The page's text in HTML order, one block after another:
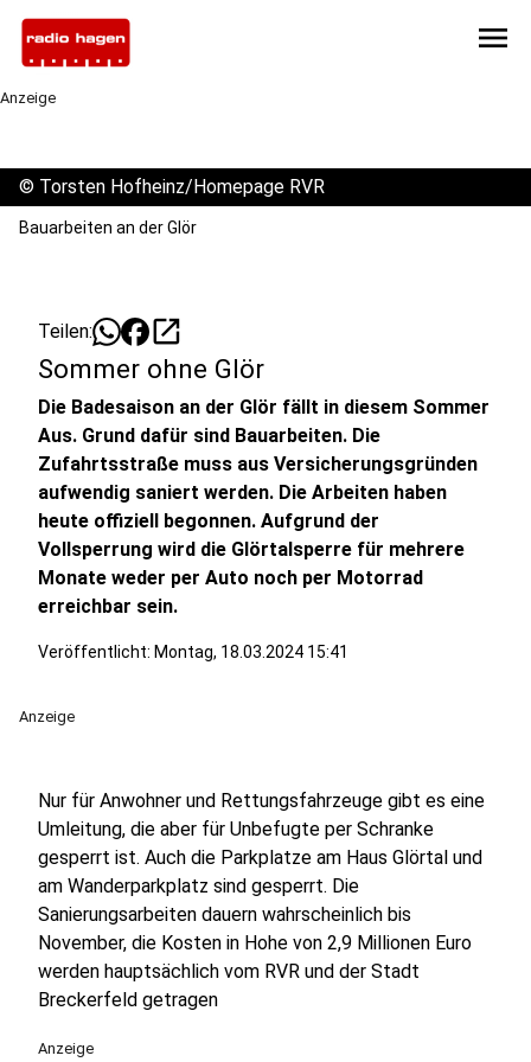
menu
Anzeige
© Torsten Hofheinz/Homepage RVR
Bauarbeiten an der Glör
Teilen: open_in_new
Sommer ohne Glör
Die Badesaison an der Glör fällt in diesem Sommer
Aus. Grund dafür sind Bauarbeiten. Die
Zufahrtsstraße muss aus Versicherungsgründen
aufwendig saniert werden. Die Arbeiten haben
heute offiziell begonnen. Aufgrund der
Vollsperrung wird die Glörtalsperre für mehrere
Monate weder per Auto noch per Motorrad
erreichbar sein.
Veröffentlicht: Montag, 18.03.2024 15:41
Anzeige
Nur für Anwohner und Rettungsfahrzeuge gibt es eine
Umleitung, die aber für Unbefugte per Schranke
gesperrt ist. Auch die Parkplatze am Haus Glörtal und
am Wanderparkplatz sind gesperrt. Die
Sanierungsarbeiten dauern wahrscheinlich bis
November, die Kosten in Hohe von 2,9 Millionen Euro
werden hauptsächlich vom RVR und der Stadt
Breckerfeld getragen
Anzeige